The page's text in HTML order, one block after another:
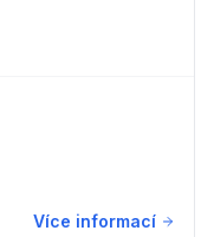
Více informací